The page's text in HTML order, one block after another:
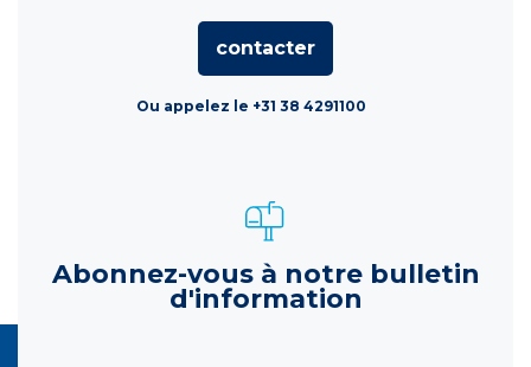
contacter
Ou appelez le +31 38 4291100
Abonnez-vous à notre bulletin
d'information